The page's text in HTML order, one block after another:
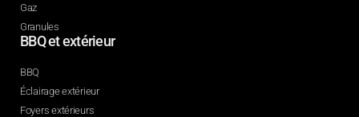
Gaz
Granules
BBQ et extérieur
BBQ
Éclairage extérieur
Foyers extérieurs